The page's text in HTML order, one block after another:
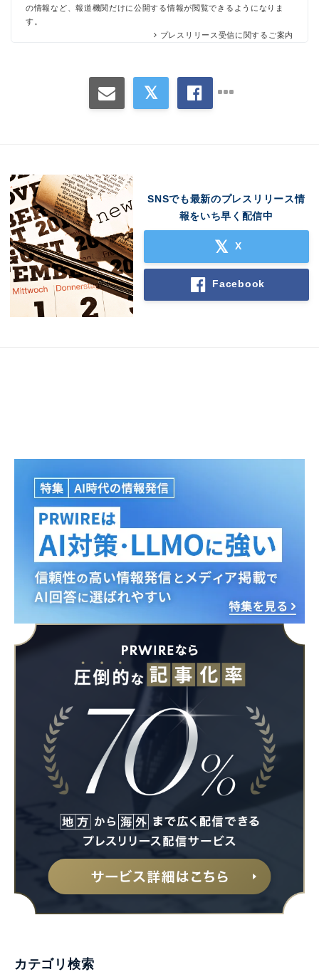
の情報など、報道機関だけに公開する情報が閲覧できるようになりま
す。
プレスリリース受信に関するご案内
SNSでも最新のプレスリリース情
報をいち早く配信中
X
Facebook
カテゴリ検索
Japanese